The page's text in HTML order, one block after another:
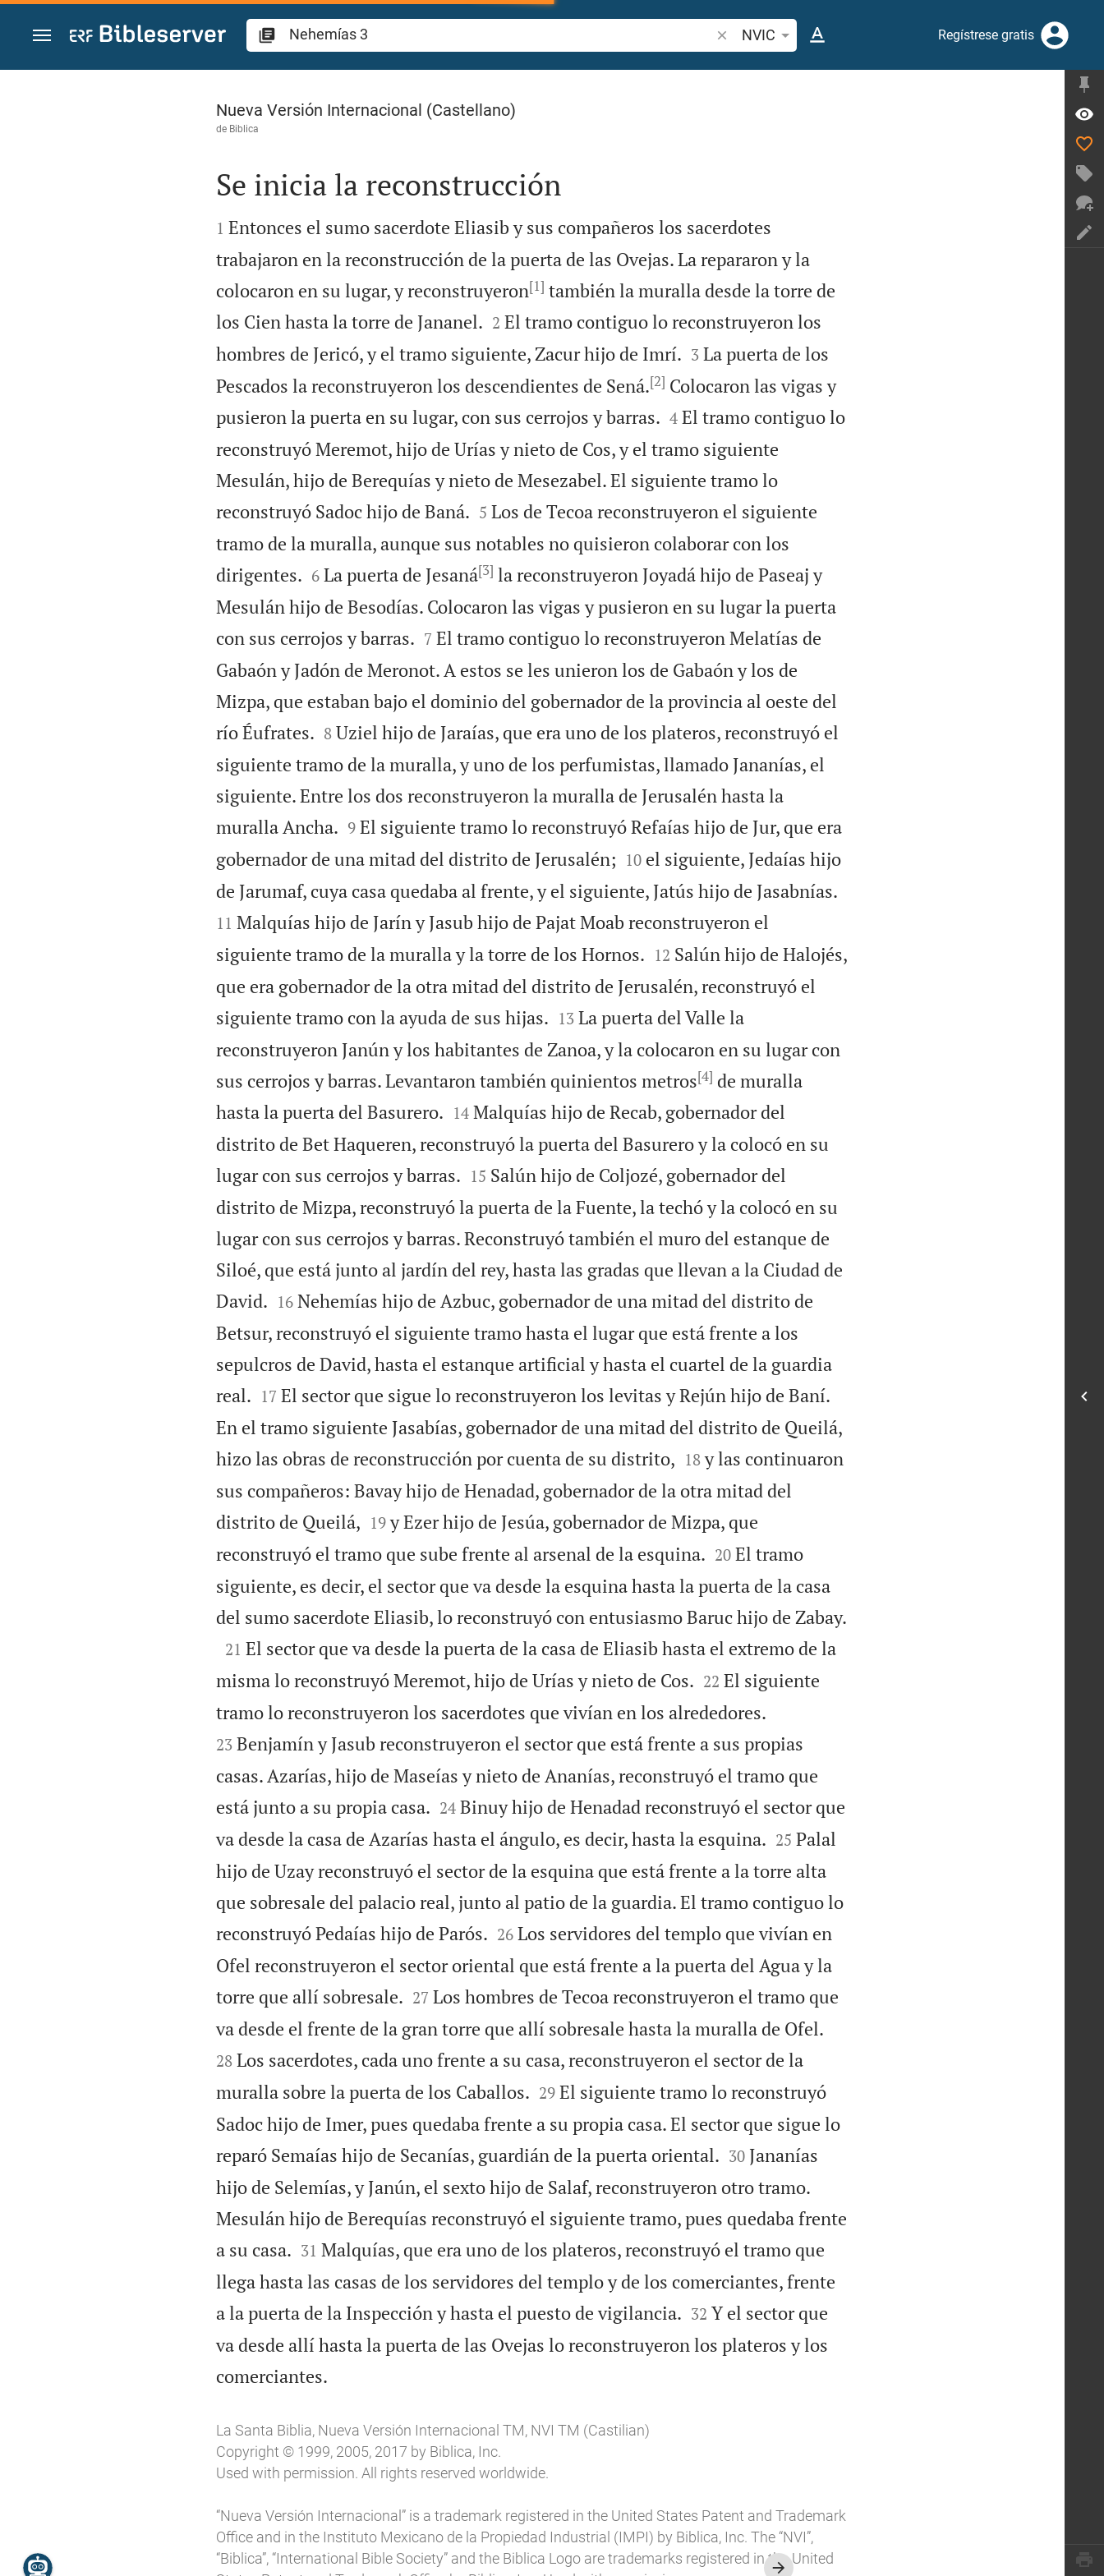
Ir a un contenido
Buscar versículo bíblico o palabra
NVIC Regístrese gratis
Nehemías 3
Nueva Versión Internacional (Castellano)
de Biblica

Se inicia la reconstrucción

1 Entonces el sumo sacerdote Eliasib y sus compañeros los sacerdotes
trabajaron en la reconstrucción de la puerta de las Ovejas. La repararon y la
colocaron en su lugar, y reconstruyeron[1] también la muralla desde la torre de
los Cien hasta la torre de Jananel.
2 El tramo contiguo lo reconstruyeron los
hombres de Jericó, y el tramo siguiente, Zacur hijo de Imrí.
3 La puerta de los
Pescados la reconstruyeron los descendientes de Sená.[2] Colocaron las vigas y
pusieron la puerta en su lugar, con sus cerrojos y barras.
4 El tramo contiguo lo
reconstruyó Meremot, hijo de Urías y nieto de Cos, y el tramo siguiente
Mesulán, hijo de Berequías y nieto de Mesezabel. El siguiente tramo lo
reconstruyó Sadoc hijo de Baná.
5 Los de Tecoa reconstruyeron el siguiente
tramo de la muralla, aunque sus notables no quisieron colaborar con los
dirigentes.
6 La puerta de Jesaná[3] la reconstruyeron Joyadá hijo de Paseaj y
Mesulán hijo de Besodías. Colocaron las vigas y pusieron en su lugar la puerta
con sus cerrojos y barras.
7 El tramo contiguo lo reconstruyeron Melatías de
Gabaón y Jadón de Meronot. A estos se les unieron los de Gabaón y los de
Mizpa, que estaban bajo el dominio del gobernador de la provincia al oeste del
río Éufrates.
8 Uziel hijo de Jaraías, que era uno de los plateros, reconstruyó el
siguiente tramo de la muralla, y uno de los perfumistas, llamado Jananías, el
siguiente. Entre los dos reconstruyeron la muralla de Jerusalén hasta la
muralla Ancha.
9 El siguiente tramo lo reconstruyó Refaías hijo de Jur, que era
gobernador de una mitad del distrito de Jerusalén;
10 el siguiente, Jedaías hijo
de Jarumaf, cuya casa quedaba al frente, y el siguiente, Jatús hijo de Jasabnías.
11 Malquías hijo de Jarín y Jasub hijo de Pajat Moab reconstruyeron el
siguiente tramo de la muralla y la torre de los Hornos.
12 Salún hijo de Halojés,
que era gobernador de la otra mitad del distrito de Jerusalén, reconstruyó el
siguiente tramo con la ayuda de sus hijas.
13 La puerta del Valle la
reconstruyeron Janún y los habitantes de Zanoa, y la colocaron en su lugar con
sus cerrojos y barras. Levantaron también quinientos metros[4] de muralla
hasta la puerta del Basurero.
14 Malquías hijo de Recab, gobernador del
distrito de Bet Haqueren, reconstruyó la puerta del Basurero y la colocó en su
lugar con sus cerrojos y barras.
15 Salún hijo de Coljozé, gobernador del
distrito de Mizpa, reconstruyó la puerta de la Fuente, la techó y la colocó en su
lugar con sus cerrojos y barras. Reconstruyó también el muro del estanque de
Siloé, que está junto al jardín del rey, hasta las gradas que llevan a la Ciudad de
David.
16 Nehemías hijo de Azbuc, gobernador de una mitad del distrito de
Betsur, reconstruyó el siguiente tramo hasta el lugar que está frente a los
sepulcros de David, hasta el estanque artificial y hasta el cuartel de la guardia
real.
17 El sector que sigue lo reconstruyeron los levitas y Rejún hijo de Baní.
En el tramo siguiente Jasabías, gobernador de una mitad del distrito de Queilá,
hizo las obras de reconstrucción por cuenta de su distrito,
18 y las continuaron
sus compañeros: Bavay hijo de Henadad, gobernador de la otra mitad del
distrito de Queilá,
19 y Ezer hijo de Jesúa, gobernador de Mizpa, que
reconstruyó el tramo que sube frente al arsenal de la esquina.
20 El tramo
siguiente, es decir, el sector que va desde la esquina hasta la puerta de la casa
del sumo sacerdote Eliasib, lo reconstruyó con entusiasmo Baruc hijo de Zabay.

21 El sector que va desde la puerta de la casa de Eliasib hasta el extremo de la
misma lo reconstruyó Meremot, hijo de Urías y nieto de Cos.
22 El siguiente
tramo lo reconstruyeron los sacerdotes que vivían en los alrededores.
23 Benjamín y Jasub reconstruyeron el sector que está frente a sus propias
casas. Azarías, hijo de Maseías y nieto de Ananías, reconstruyó el tramo que
está junto a su propia casa.
24 Binuy hijo de Henadad reconstruyó el sector que
va desde la casa de Azarías hasta el ángulo, es decir, hasta la esquina.
25 Palal
hijo de Uzay reconstruyó el sector de la esquina que está frente a la torre alta
que sobresale del palacio real, junto al patio de la guardia. El tramo contiguo lo
reconstruyó Pedaías hijo de Parós.
26 Los servidores del templo que vivían en
Ofel reconstruyeron el sector oriental que está frente a la puerta del Agua y la
torre que allí sobresale.
27 Los hombres de Tecoa reconstruyeron el tramo que
va desde el frente de la gran torre que allí sobresale hasta la muralla de Ofel.
28 Los sacerdotes, cada uno frente a su casa, reconstruyeron el sector de la
muralla sobre la puerta de los Caballos.
29 El siguiente tramo lo reconstruyó
Sadoc hijo de Imer, pues quedaba frente a su propia casa. El sector que sigue lo
reparó Semaías hijo de Secanías, guardián de la puerta oriental.
30 Jananías
hijo de Selemías, y Janún, el sexto hijo de Salaf, reconstruyeron otro tramo.
Mesulán hijo de Berequías reconstruyó el siguiente tramo, pues quedaba frente
a su casa.
31 Malquías, que era uno de los plateros, reconstruyó el tramo que
llega hasta las casas de los servidores del templo y de los comerciantes, frente
a la puerta de la Inspección y hasta el puesto de vigilancia.
32 Y el sector que
va desde allí hasta la puerta de las Ovejas lo reconstruyeron los plateros y los
comerciantes.
La Santa Biblia, Nueva Versión Internacional TM, NVI TM (Castilian)
Copyright © 1999, 2005, 2017 by Biblica, Inc.
Used with permission. All rights reserved worldwide.
“Nueva Versión Internacional” is a trademark registered in the United States Patent and Trademark
Office and in the Instituto Mexicano de la Propiedad Industrial (IMPI) by Biblica, Inc. The “NVI”,
“Biblica”, “International Bible Society” and the Biblica Logo are trademarks registered in the United